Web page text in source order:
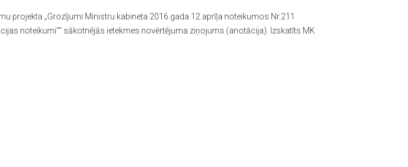
projekta „Grozījumi Ministru kabineta 2016.gada 12.aprīļa noteikumos Nr.211
noteikumi”” sākotnējās ietekmes novērtējuma ziņojums (anotācija). Izskatīts MK